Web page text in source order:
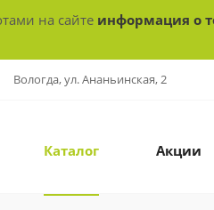
на сайте информация о
Вологда, ул. Ананьинская, 2
Каталог Акции